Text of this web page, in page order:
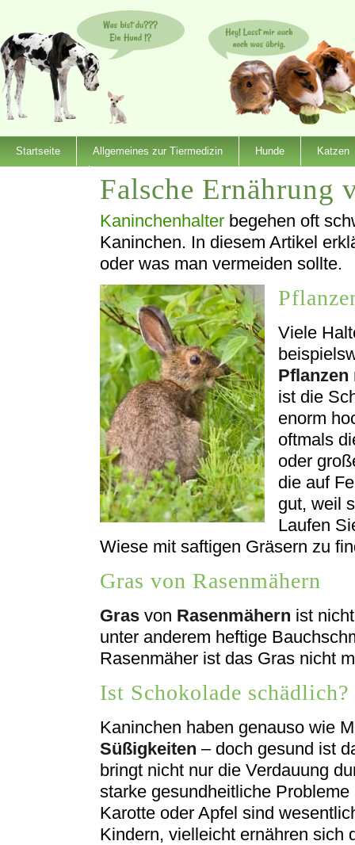
Startseite Allgemeines zur Tiermedizin Hunde Katzen
Falsche Ernährung
Kaninchenhalter begehen oft
Kaninchen. In diesem Artikel
oder was man vermeiden sollte.
Viele
Pflanzen
ist die
enorm
oftmals
oder
die auf
gut, weil
Laufen
Wiese mit saftigen Gräsern zu
Gras von Rasenmähern
Gras von Rasenmähern ist
unter anderem heftige
Rasenmäher ist das Gras nicht
Ist Schokolade schädlich?
Kaninchen haben genauso wie
Süßigkeiten – doch gesund ist
bringt nicht nur die Verdauung
starke gesundheitliche
Karotte oder Apfel sind
Kindern, vielleicht ernähren sich